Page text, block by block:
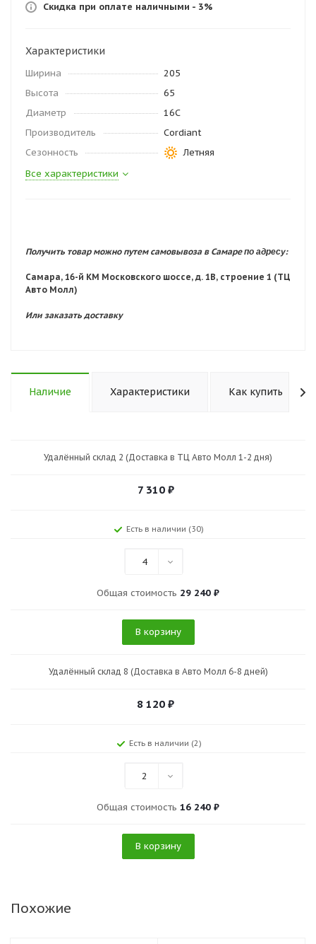
Скидка при оплате наличными - 3%
Характеристики
Ширина
205
Высота
65
Диаметр
16C
Производитель
Cordiant
Сезонность
Летняя
Все характеристики
Получить товар можно путем самовывоза в Самарепо адресу:
Самара, 16-й КМ Московского шоссе, д. 1В, строение 1 (ТЦ
Авто Молл)
Или заказать доставку
Наличие Характеристики Как купить
Удалённый склад 2 (Доставка в ТЦ Авто Молл 1-2 дня)
7 310₽
Есть в наличии (30)
4
Общая стоимость 29 240 ₽
В корзину
Удалённый склад 8 (Доставка в Авто Молл 6-8 дней)
8 120 ₽
Есть в наличии (2)
2
Общая стоимость 16 240 ₽
В корзину
Похожие